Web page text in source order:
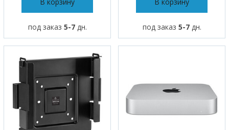
В корзину
под заказ 5-7дн.
В корзину
под заказ 5-7дн.